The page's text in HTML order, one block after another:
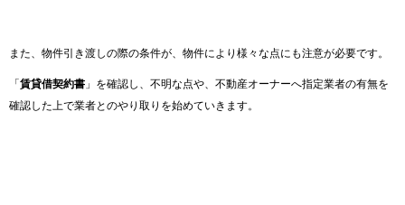
また、物件引き渡しの際の条件が、物件により様々な点にも注意が必要です。
「 賃貸借契約書 」を確認し、不明な点や、不動産オーナーへ指定業者の有無を
確認した上で業者とのやり取りを始めていきます。